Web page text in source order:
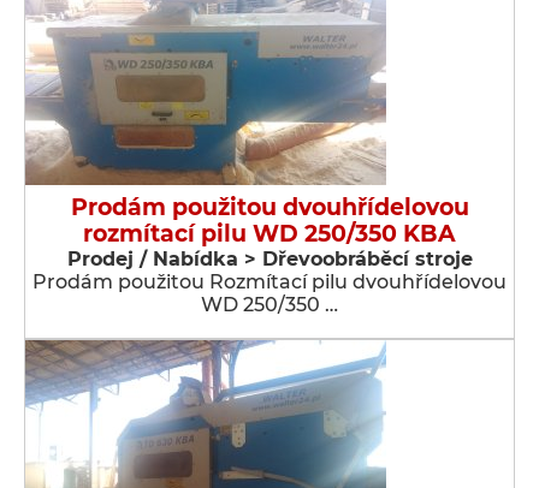
Prodám použitou dvouhřídelovou
rozmítací pilu WD 250/350 KBA
Prodej / Nabídka > Dřevoobráběcí stroje
Prodám použitou Rozmítací pilu dvouhřídelovou
WD 250/350 …